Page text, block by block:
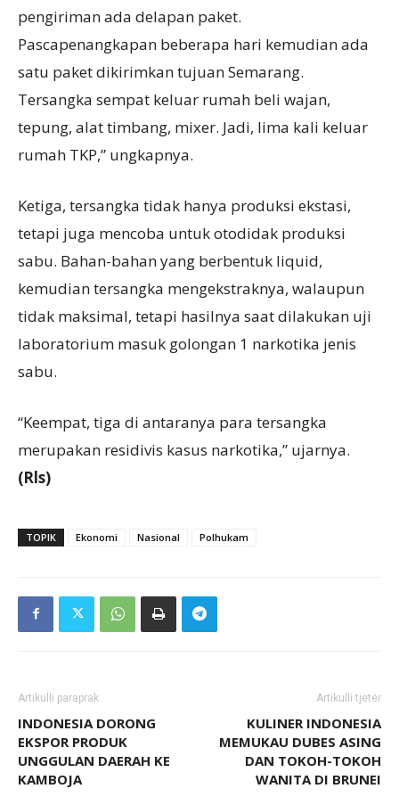
pengiriman ada delapan paket.
Pascapenangkapan beberapa hari kemudian ada
satu paket dikirimkan tujuan Semarang.
Tersangka sempat keluar rumah beli wajan,
tepung, alat timbang, mixer. Jadi, lima kali keluar
rumah TKP,” ungkapnya.
Ketiga, tersangka tidak hanya produksi ekstasi,
tetapi juga mencoba untuk otodidak produksi
sabu. Bahan-bahan yang berbentuk liquid,
kemudian tersangka mengekstraknya, walaupun
tidak maksimal, tetapi hasilnya saat dilakukan uji
laboratorium masuk golongan 1 narkotika jenis
sabu.
“Keempat, tiga di antaranya para tersangka
merupakan residivis kasus narkotika,” ujarnya.
(Rls)
TOPIK Ekonomi Nasional Polhukam
Artikulli paraprak
INDONESIA DORONG
EKSPOR PRODUK
UNGGULAN DAERAH KE
KAMBOJA
Artikulli tjetër
KULINER INDONESIA
MEMUKAU DUBES ASING
DAN TOKOH-TOKOH
WANITA DI BRUNEI